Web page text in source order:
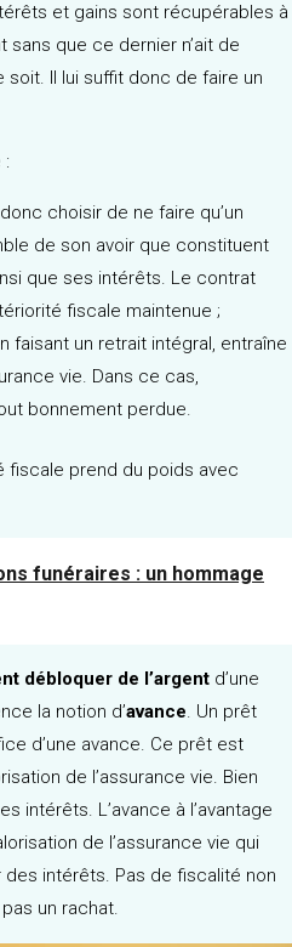
et gains sont récupérables à
que ce dernier n’ait de
Il lui suffit donc de faire un
:
choisir de ne faire qu’un
de son avoir que constituent
que ses intérêts. Le contrat
fiscale maintenue ;
faisant un retrait intégral, entraîne
vie. Dans ce cas,
bonnement perdue.
fiscale prend du poids avec
funéraires : un hommage
débloquer de l’argent d’une
la notion d’avance. Un prêt
d’une avance. Ce prêt est
de l’assurance vie. Bien
intérêts. L’avance à l’avantage
de l’assurance vie qui
intérêts. Pas de fiscalité non
un rachat.